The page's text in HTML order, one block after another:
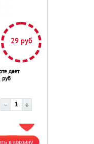
29 руб
дает
руб
ДОБАВИТЬ В ИЗБРАННОЕ